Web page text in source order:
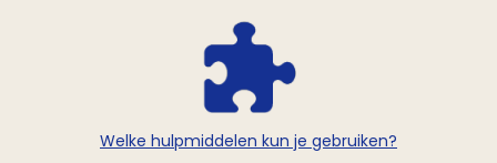
Welke hulpmiddelen kun je gebruiken?